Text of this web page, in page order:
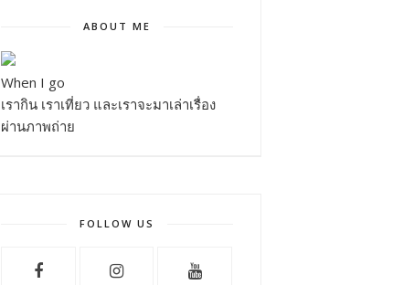
ABOUT ME
When I go
เรากิน เราเที่ยว และเราจะมาเล่าเรื่อง
ผ่านภาพถ่าย
FOLLOW US